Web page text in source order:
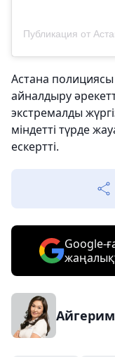
Астана
айналдыру
экстремалды
міндетті түрде
ескертті.
Google-